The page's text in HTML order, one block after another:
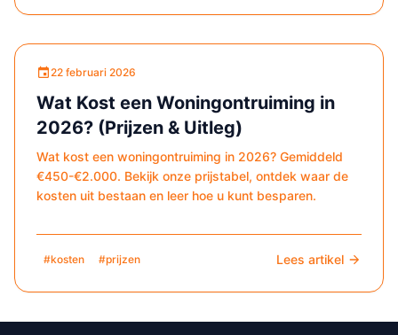
22 februari 2026
Wat Kost een Woningontruiming in
2026? (Prijzen & Uitleg)
Wat kost een woningontruiming in 2026? Gemiddeld
€450-€2.000. Bekijk onze prijstabel, ontdek waar de
kosten uit bestaan en leer hoe u kunt besparen.
#kosten #prijzen Lees artikel